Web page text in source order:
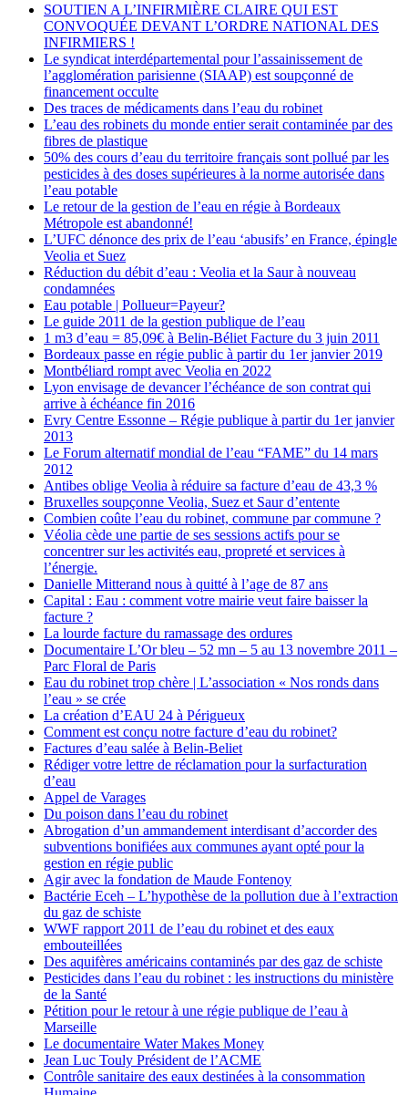
SOUTIEN A L’INFIRMIÈRE CLAIRE QUI EST
CONVOQUÉE DEVANT L’ORDRE NATIONAL DES
INFIRMIERS !
Le syndicat interdépartemental pour l’assainissement de
l’agglomération parisienne (SIAAP) est soupçonné de
financement occulte
Des traces de médicaments dans l’eau du robinet
L’eau des robinets du monde entier serait contaminée par des
fibres de plastique
50% des cours d’eau du territoire français sont pollué par les
pesticides à des doses supérieures à la norme autorisée dans
l’eau potable
Le retour de la gestion de l’eau en régie à Bordeaux
Métropole est abandonné!
L’UFC dénonce des prix de l’eau ‘abusifs’ en France, épingle
Veolia et Suez
Réduction du débit d’eau : Veolia et la Saur à nouveau
condamnées
Eau potable | Pollueur=Payeur?
Le guide 2011 de la gestion publique de l’eau
1 m3 d’eau = 85,09€ à Belin-Béliet Facture du 3 juin 2011
Bordeaux passe en régie public à partir du 1er janvier 2019
Montbéliard rompt avec Veolia en 2022
Lyon envisage de devancer l’échéance de son contrat qui
arrive à échéance fin 2016
Evry Centre Essonne – Régie publique à partir du 1er janvier
2013
Le Forum alternatif mondial de l’eau “FAME” du 14 mars
2012
Antibes oblige Veolia à réduire sa facture d’eau de 43,3 %
Bruxelles soupçonne Veolia, Suez et Saur d’entente
Combien coûte l’eau du robinet, commune par commune ?
Véolia cède une partie de ses sessions actifs pour se
concentrer sur les activités eau, propreté et services à
l’énergie.
Danielle Mitterand nous à quitté à l’age de 87 ans
Capital : Eau : comment votre mairie veut faire baisser la
facture ?
La lourde facture du ramassage des ordures
Documentaire L’Or bleu – 52 mn – 5 au 13 novembre 2011 –
Parc Floral de Paris
Eau du robinet trop chère | L’association « Nos ronds dans
l’eau » se crée
La création d’EAU 24 à Périgueux
Comment est conçu notre facture d’eau du robinet?
Factures d’eau salée à Belin-Beliet
Rédiger votre lettre de réclamation pour la surfacturation
d’eau
Appel de Varages
Du poison dans l’eau du robinet
Abrogation d’un ammandement interdisant d’accorder des
subventions bonifiées aux communes ayant opté pour la
gestion en régie public
Agir avec la fondation de Maude Fontenoy
Bactérie Eceh – L’hypothèse de la pollution due à l’extraction
du gaz de schiste
WWF rapport 2011 de l’eau du robinet et des eaux
embouteillées
Des aquifères américains contaminés par des gaz de schiste
Pesticides dans l’eau du robinet : les instructions du ministère
de la Santé
Pétition pour le retour à une régie publique de l’eau à
Marseille
Le documentaire Water Makes Money
Jean Luc Touly Président de l’ACME
Contrôle sanitaire des eaux destinées à la consommation